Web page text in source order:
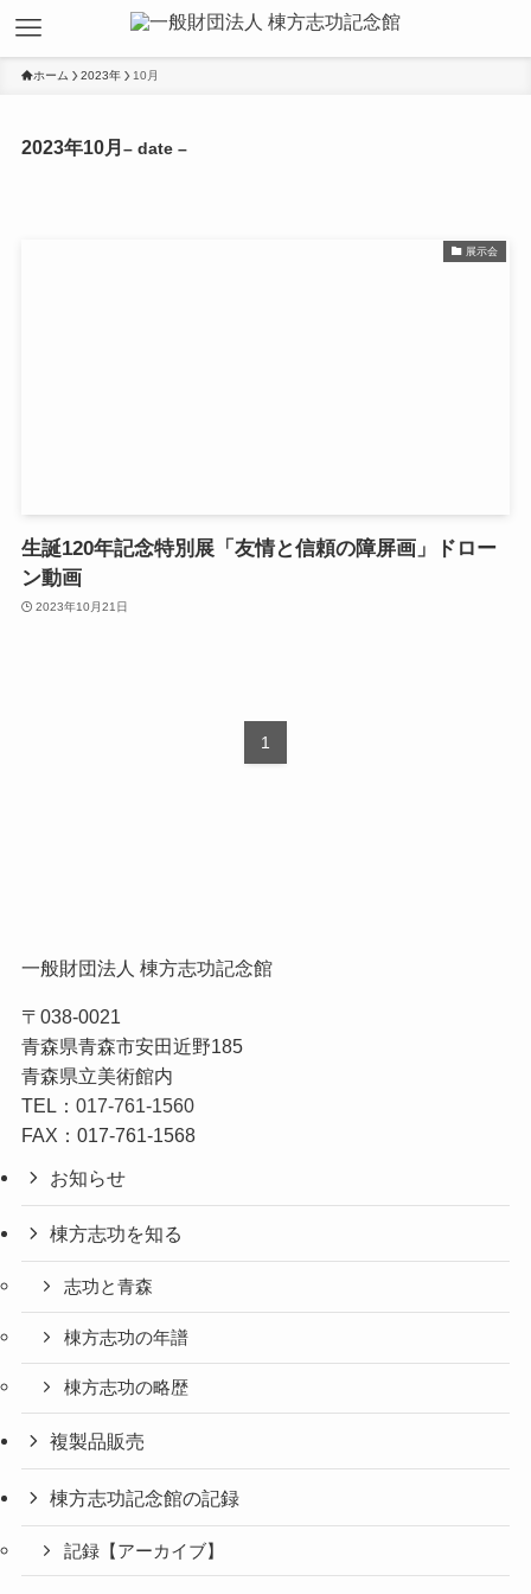
ホーム 2023年 10月
2023年10月 – date –
展示会
生誕120年記念特別展「友情と信頼の障屏画」ドロー
ン動画
2023年10月21日
1
一般財団法人 棟方志功記念館
〒038-0021
青森県青森市安田近野185
青森県立美術館内
TEL： 017-761-1560
FAX：017-761-1568
お知らせ
棟方志功を知る
志功と青森
棟方志功の年譜
棟方志功の略歴
複製品販売
棟方志功記念館の記録
記録【アーカイブ】